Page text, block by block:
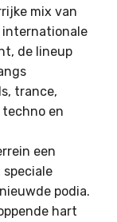
mix van
internationale
de lineup
trance,
techno en
een
podia.
hart